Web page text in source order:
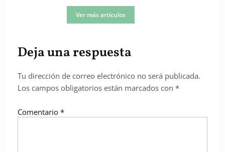
Ver más artículos
Deja una respuesta
Tu dirección de correo electrónico no será publicada.
Los campos obligatorios están marcados con *
Comentario *